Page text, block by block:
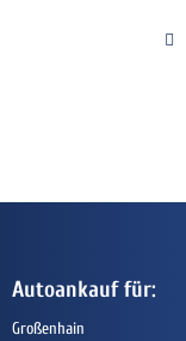
Autoankauf für:
Großenhain